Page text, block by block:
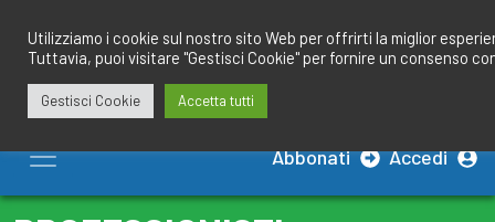
contenuto
Abbonati Accedi
Utilizziamo i cookie sul nostro sito Web per offrirti la miglior
Tuttavia, puoi visitare "Gestisci Cookie" per fornire un consenso
Gestisci Cookie Accetta tutti